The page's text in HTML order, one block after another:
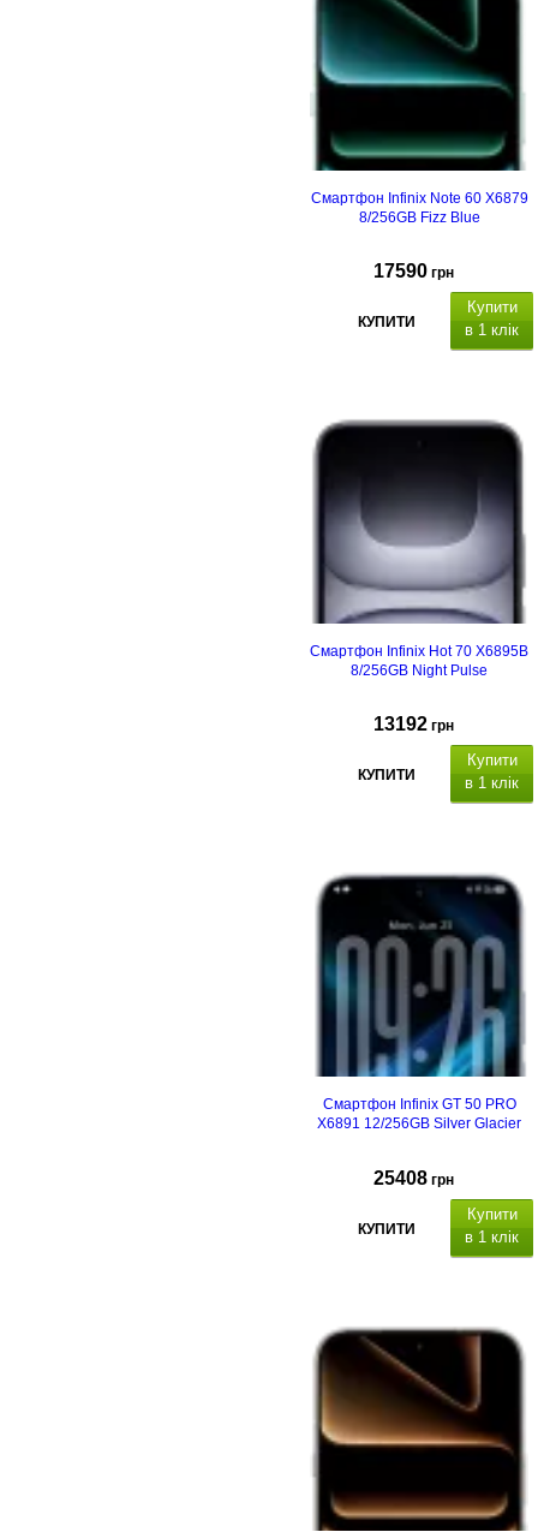
Смартфон Infinix Note 60 X6879
8/256GB Fizz Blue
17590 грн
КУПИТИ
Купити
в 1 клік
Смартфон Infinix Hot 70 X6895B
8/256GB Night Pulse
13192 грн
КУПИТИ
Купити
в 1 клік
Смартфон Infinix GT 50 PRO
X6891 12/256GB Silver Glacier
25408 грн
КУПИТИ
Купити
в 1 клік